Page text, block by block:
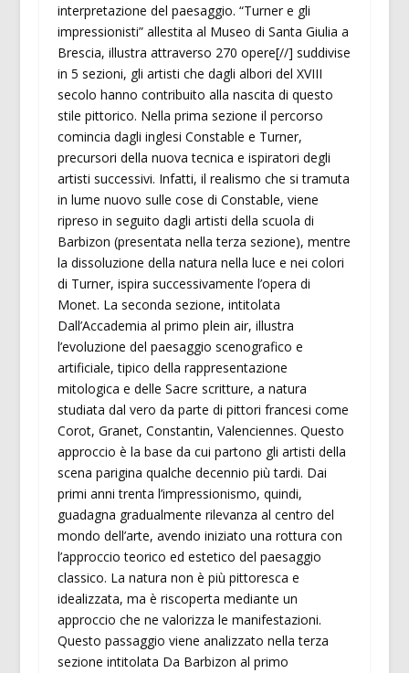
interpretazione del paesaggio. “Turner e gli
impressionisti” allestita al Museo di Santa Giulia a
Brescia, illustra attraverso 270 opere[//] suddivise
in 5 sezioni, gli artisti che dagli albori del XVIII
secolo hanno contribuito alla nascita di questo
stile pittorico. Nella prima sezione il percorso
comincia dagli inglesi Constable e Turner,
precursori della nuova tecnica e ispiratori degli
artisti successivi. Infatti, il realismo che si tramuta
in lume nuovo sulle cose di Constable, viene
ripreso in seguito dagli artisti della scuola di
Barbizon (presentata nella terza sezione), mentre
la dissoluzione della natura nella luce e nei colori
di Turner, ispira successivamente l’opera di
Monet. La seconda sezione, intitolata
Dall’Accademia al primo plein air, illustra
l’evoluzione del paesaggio scenografico e
artificiale, tipico della rappresentazione
mitologica e delle Sacre scritture, a natura
studiata dal vero da parte di pittori francesi come
Corot, Granet, Constantin, Valenciennes. Questo
approccio è la base da cui partono gli artisti della
scena parigina qualche decennio più tardi. Dai
primi anni trenta l’impressionismo, quindi,
guadagna gradualmente rilevanza al centro del
mondo dell’arte, avendo iniziato una rottura con
l’approccio teorico ed estetico del paesaggio
classico. La natura non è più pittoresca e
idealizzata, ma è riscoperta mediante un
approccio che ne valorizza le manifestazioni.
Questo passaggio viene analizzato nella terza
sezione intitolata Da Barbizon al primo